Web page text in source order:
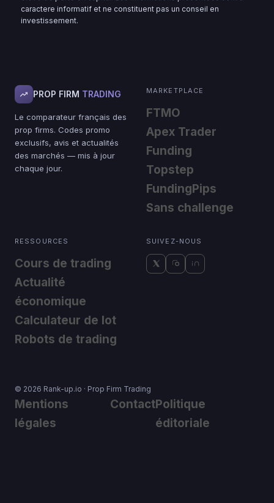
caractere informatif et ne constituent pas un conseil en
investissement.
PROP FIRM TRADING
Le comparateur français des
prop firms. Codes promo
exclusifs, avis et actualités
des marchés — mis à jour
chaque jour.
MARKETPLACE
FTMO
Apex Trader
Funding
Topstep
FundingPips
Sans challenge
RESSOURCES
Cours de trading
Actualité
économique
Calculateur de lot
Robots de trading
SUIVEZ-NOUS
© 2026 Rank-up.io · Prop Firm Trading
Mentions
légales
ContactPolitique
éditoriale